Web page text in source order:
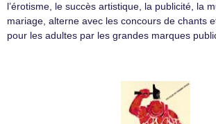
l’érotisme, le succès artistique, la publicité, la
mariage, alterne avec les concours de chants
pour les adultes par les grandes marques